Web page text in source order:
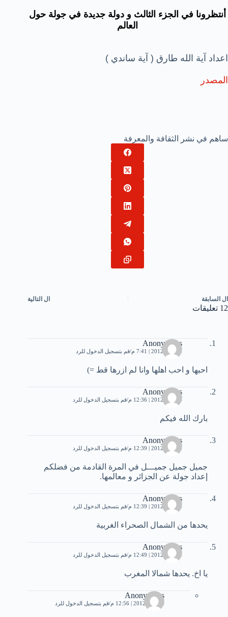
أنتظرونا في الجزء الثالث و دولة جديدة في جولة حول
العالم
اعداد آية الله طارق ( آية ساندي )
المصدر
ساهم في نشر الثقافة والمعرفة
ال السابقة ال التالية
12 تعليقات
Anonymous
3 يوليو، 2012 | 7:41 م قم بتسجيل الدخول للرد
احبها و احب اهلها وانا لم ازرها قط =)
Anonymous
4 يوليو، 2012 | 12:36 م قم بتسجيل الدخول للرد
بارك الله فيكم
Anonymous
4 يوليو، 2012 | 12:39 م قم بتسجيل الدخول للرد
جميل جميل جميـــل في المرة القادمة من فضلكم
إعداد جولة عن الجزائر و معالمها.
Anonymous
4 يوليو، 2012 | 12:39 م قم بتسجيل الدخول للرد
يحدها من الشمال الصحراء الغربية
Anonymous
4 يوليو، 2012 | 12:49 م قم بتسجيل الدخول للرد
يا اخ. يحدها شمالا المغرب
Anonymous
4 يوليو، 2012 | 12:56 م قم بتسجيل الدخول للرد